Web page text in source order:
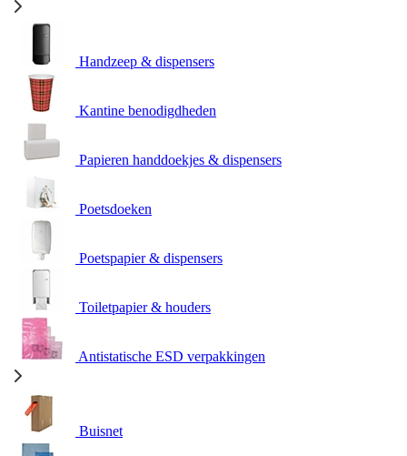
Handzeep & dispensers
Kantine benodigdheden
Papieren handdoekjes & dispensers
Poetsdoeken
Poetspapier & dispensers
Toiletpapier & houders
Antistatische ESD verpakkingen
Buisnet